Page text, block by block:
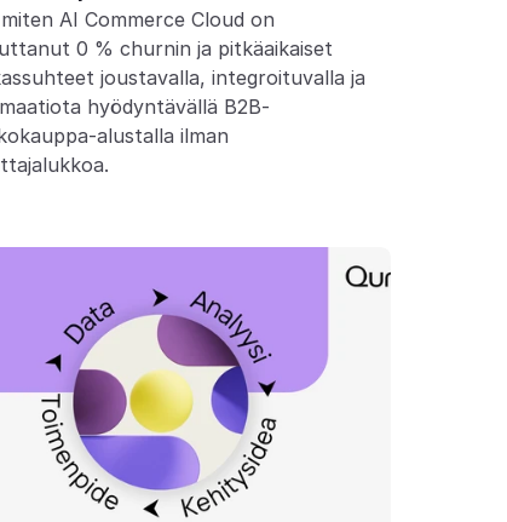
AI Commerce Cloud on
0 % churnin ja pitkäaikaiset
joustavalla, integroituvalla ja
hyödyntävällä B2B-
alustalla ilman